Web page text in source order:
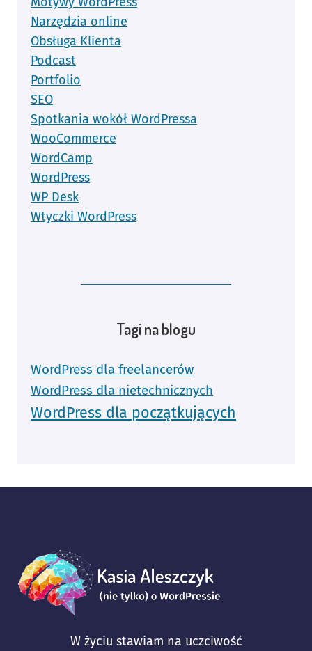
Narzędzia online
Obsługa Klienta
Podcast
Portfolio
SEO
Spotkania wokół WordPressa
WooCommerce
WordCamp
WordPress
WP Desk
Wtyczki WordPress
Tagi na blogu
WordPress dla freelancerów
WordPress dla nietechnicznych
WordPress dla początkujących
W życiu stawiam na uczciwość